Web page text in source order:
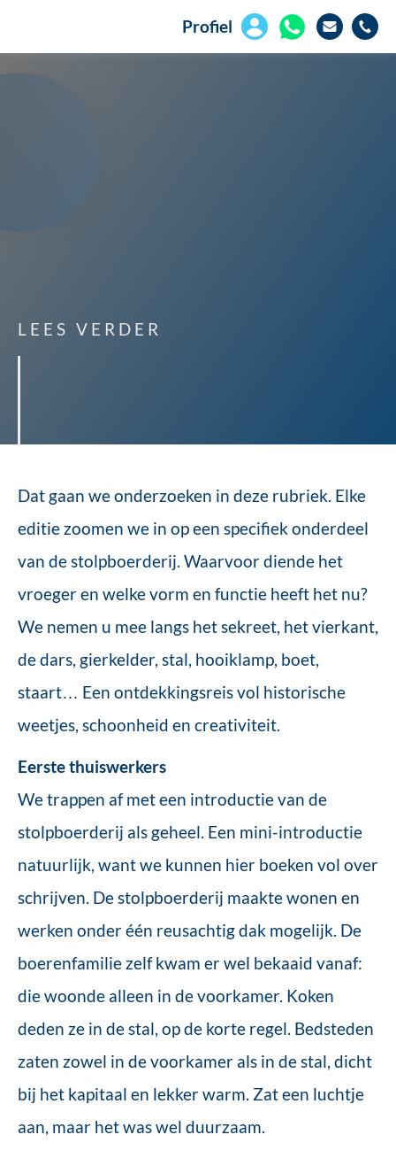
Profiel
LEES VERDER
Dat gaan we onderzoeken in deze rubriek. Elke
editie zoomen we in op een specifiek onderdeel
van de stolpboerderij. Waarvoor diende het
vroeger en welke vorm en functie heeft het nu?
We nemen u mee langs het sekreet, het vierkant,
de dars, gierkelder, stal, hooiklamp, boet,
staart… Een ontdekkingsreis vol historische
weetjes, schoonheid en creativiteit.
Eerste thuiswerkers
We trappen af met een introductie van de
stolpboerderij als geheel. Een mini-introductie
natuurlijk, want we kunnen hier boeken vol over
schrijven. De stolpboerderij maakte wonen en
werken onder één reusachtig dak mogelijk. De
boerenfamilie zelf kwam er wel bekaaid vanaf:
die woonde alleen in de voorkamer. Koken
deden ze in de stal, op de korte regel. Bedsteden
zaten zowel in de voorkamer als in de stal, dicht
bij het kapitaal en lekker warm. Zat een luchtje
aan, maar het was wel duurzaam.